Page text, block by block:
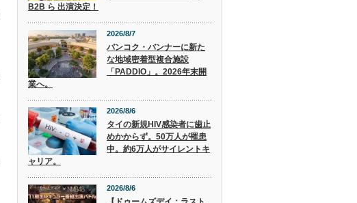
B2B ら 出演決定！
2026/8/7
バンコク・バンナーに新た
な地域密着型複合施設
「PADDIO」。2026年末開
業へ。
2026/8/6
タイの新規HIV感染者に歯止
めかからず。50万人が罹患
中。約6万人がサイレントキ
ャリア。
2026/8/6